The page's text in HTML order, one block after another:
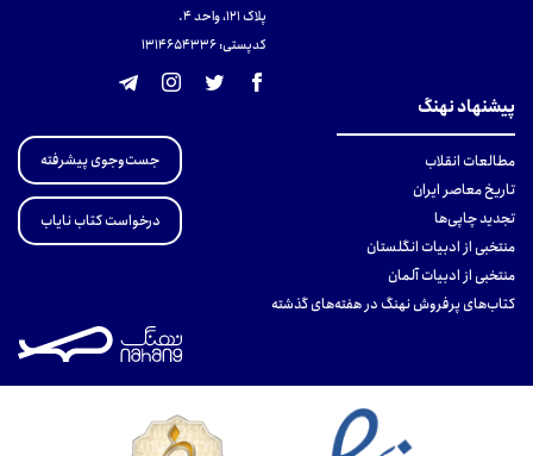
پلاک 121، واحد ۴.
کدپستی: 131465433۶
پیشنهاد نهنگ
مطالعات انقلاب
تاریخ معاصر ایران
تجدید چاپی‌ها
منتخبی از ادبیات انگلستان
منتخبی از ادبیات آلمان
کتاب‌های پرفروش نهنگ در هفته‌های گذشته
جست‌وجوی پیشرفته
درخواست کتاب نایاب